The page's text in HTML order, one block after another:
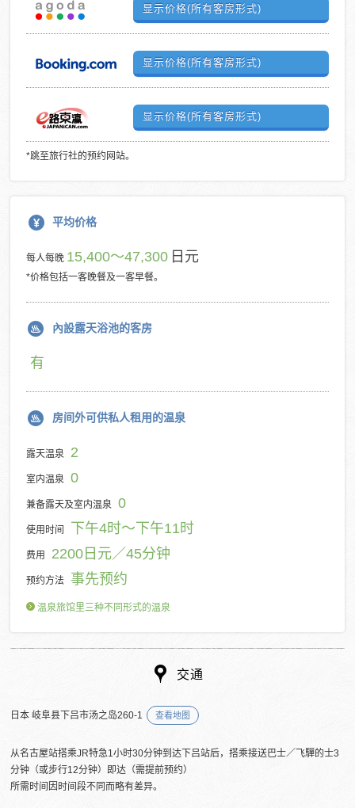
显示价格(所有客房形式)
显示价格(所有客房形式)
显示价格(所有客房形式)
*跳至旅行社的预约网站。
平均价格
每人每晚 15,400～47,300 日元
*价格包括一客晚餐及一客早餐。
內設露天浴池的客房
有
房间外可供私人租用的温泉
露天温泉 2
室内温泉 0
兼备露天及室内温泉 0
使用时间 下午4时～下午11时
费用 2200日元／45分钟
预约方法 事先预约
温泉旅馆里三种不同形式的温泉
交通
日本 岐阜县下吕市汤之岛260-1 查看地图
从名古屋站搭乘JR特急1小时30分钟到达下吕站后，搭乘接送巴士／飞驒的士3
分钟（或步行12分钟）即达（需提前预约）
所需时间因时间段不同而略有差异。